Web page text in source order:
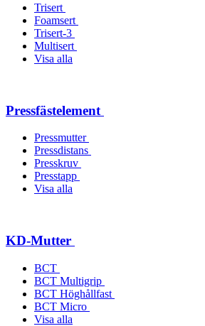
Trisert
Foamsert
Trisert-3
Multisert
Visa alla
Pressfästelement
Pressmutter
Pressdistans
Presskruv
Presstapp
Visa alla
KD-Mutter
BCT
BCT Multigrip
BCT Höghållfast
BCT Micro
Visa alla